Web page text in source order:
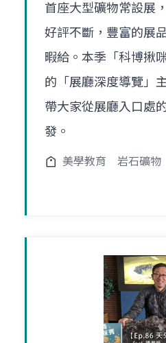
首座大型礦物常設展
好評不斷，豐富的展
暇給。本季「科博揪
的「展廳深度導覽」
帶大家從展廳入口處
發。
美學教育 岩石礦物